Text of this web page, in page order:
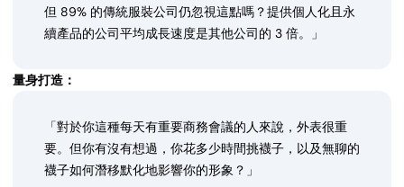
但 89% 的傳統服裝公司仍忽視這點嗎？提供個人化且永
續產品的公司平均成長速度是其他公司的 3 倍。」
量身打造：
「對於你這種每天有重要商務會議的人來說，外表很重
要。但你有沒有想過，你花多少時間挑襪子，以及無聊的
襪子如何潛移默化地影響你的形象？」